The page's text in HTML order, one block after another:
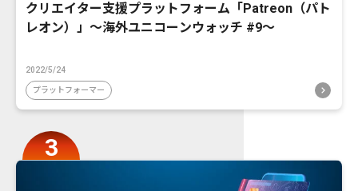
クリエイター支援プラットフォーム「Patreon（パト
レオン）」〜海外ユニコーンウォッチ #9〜
2022/5/24
プラットフォーマー